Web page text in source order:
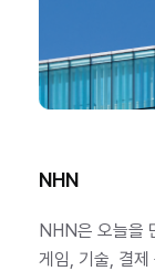
NHN
NHN은 오늘을
게임, 기술, 결